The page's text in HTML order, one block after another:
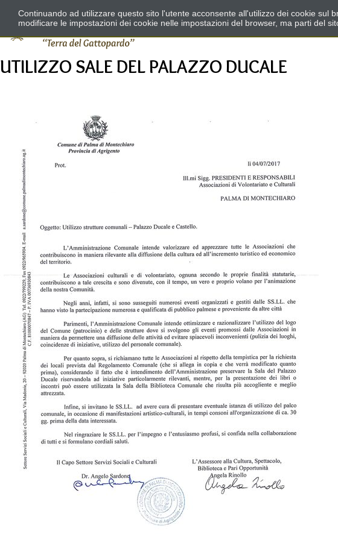
UTILIZZO SALE DEL PALAZZO DUCALE
Continuando ad utilizzare questo sito l'utente acconsente all'utilizzo dei cookie sul
modificare le impostazioni dei cookie nelle impostazioni del browser, ma parti del